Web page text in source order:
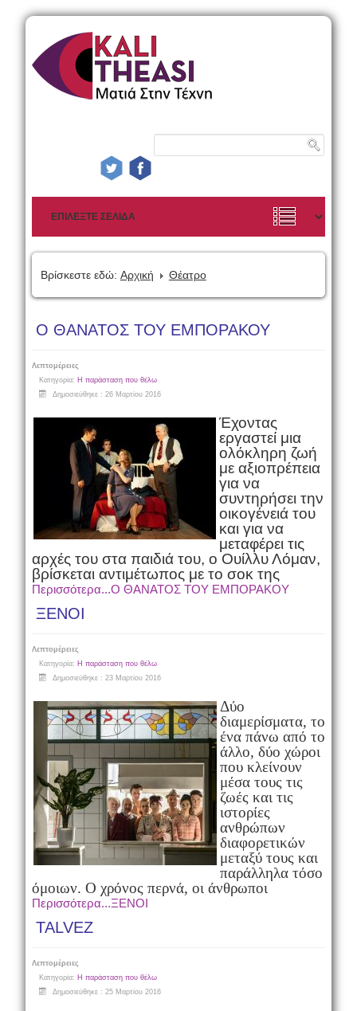
Βρίσκεστε εδώ: Αρχική Θέατρο
Ο ΘΑΝΑΤΟΣ ΤΟΥ ΕΜΠΟΡΑΚΟΥ
Λεπτομέρειες
Κατηγορία: Η παράσταση που θέλω
Δημοσιεύθηκε : 26 Μαρτίου 2016
Έχοντας
εργαστεί μια
ολόκληρη ζωή
με αξιοπρέπεια
για να
συντηρήσει την
οικογένειά του
και για να
μεταφέρει τις
αρχές του στα παιδιά του, ο Ουίλλυ Λόμαν,
βρίσκεται αντιμέτωπος με το σοκ της
Περισσότερα...Ο ΘΑΝΑΤΟΣ ΤΟΥ ΕΜΠΟΡΑΚΟΥ
ΞΕΝΟΙ
Λεπτομέρειες
Κατηγορία: Η παράσταση που θέλω
Δημοσιεύθηκε : 23 Μαρτίου 2016
Δύο
διαμερίσματα, το
ένα πάνω από το
άλλο, δύο χώροι
που κλείνουν
μέσα τους τις
ζωές και τις
ιστορίες
ανθρώπων
διαφορετικών
μεταξύ τους και
παράλληλα τόσο
όμοιων. Ο χρόνος περνά, οι άνθρωποι
Περισσότερα...ΞΕΝΟΙ
TALVEZ
Λεπτομέρειες
Κατηγορία: Η παράσταση που θέλω
Δημοσιεύθηκε : 25 Μαρτίου 2016